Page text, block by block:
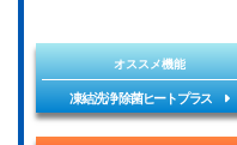
オススメ機能
凍結洗浄 除菌ヒートプラス